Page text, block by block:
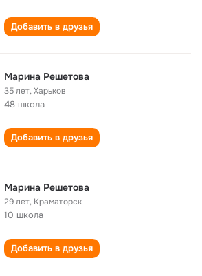
Добавить в друзья
Марина Решетова
35 лет,Харьков
48 школа
Добавить в друзья
Марина Решетова
29 лет, Краматорск
10 школа
Добавить в друзья